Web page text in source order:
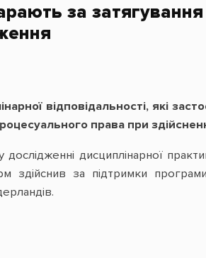
за
відповідальності, які
права при
дисциплінарної
здійснив за підтримки